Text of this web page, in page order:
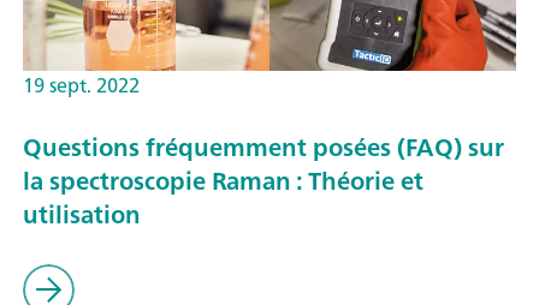
19 sept. 2022
Questions fréquemment posées (FAQ) sur
la spectroscopie Raman : Théorie et
utilisation